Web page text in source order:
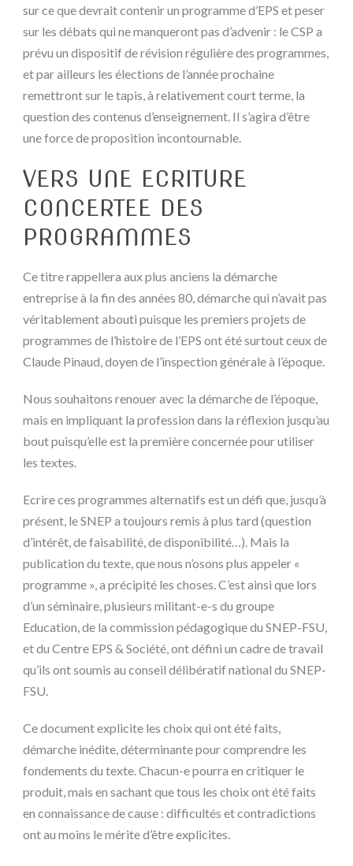
sur ce que devrait contenir un programme d’EPS et peser
sur les débats qui ne manqueront pas d’advenir : le CSP a
prévu un dispositif de révision régulière des programmes,
et par ailleurs les élections de l’année prochaine
remettront sur le tapis, à relativement court terme, la
question des contenus d’enseignement. Il s’agira d’être
une force de proposition incontournable.
VERS UNE ECRITURE
CONCERTEE DES
PROGRAMMES
Ce titre rappellera aux plus anciens la démarche
entreprise à la fin des années 80, démarche qui n’avait pas
véritablement abouti puisque les premiers projets de
programmes de l’histoire de l’EPS ont été surtout ceux de
Claude Pinaud, doyen de l’inspection générale à l’époque.
Nous souhaitons renouer avec la démarche de l’époque,
mais en impliquant la profession dans la réflexion jusqu’au
bout puisqu’elle est la première concernée pour utiliser
les textes.
Ecrire ces programmes alternatifs est un défi que, jusqu’à
présent, le SNEP a toujours remis à plus tard (question
d’intérêt, de faisabilité, de disponibilité…). Mais la
publication du texte, que nous n’osons plus appeler «
programme », a précipité les choses. C’est ainsi que lors
d’un séminaire, plusieurs militant-e-s du groupe
Education, de la commission pédagogique du SNEP-FSU,
et du Centre EPS & Société, ont défini un cadre de travail
qu’ils ont soumis au conseil délibératif national du SNEP-
FSU.
Ce document explicite les choix qui ont été faits,
démarche inédite, déterminante pour comprendre les
fondements du texte. Chacun-e pourra en critiquer le
produit, mais en sachant que tous les choix ont été faits
en connaissance de cause : difficultés et contradictions
ont au moins le mérite d’être explicites.